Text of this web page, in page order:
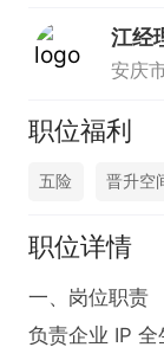
江经
安庆
职位福利
五险 晋升空
职位详情
一、岗位职责
负责企业 IP